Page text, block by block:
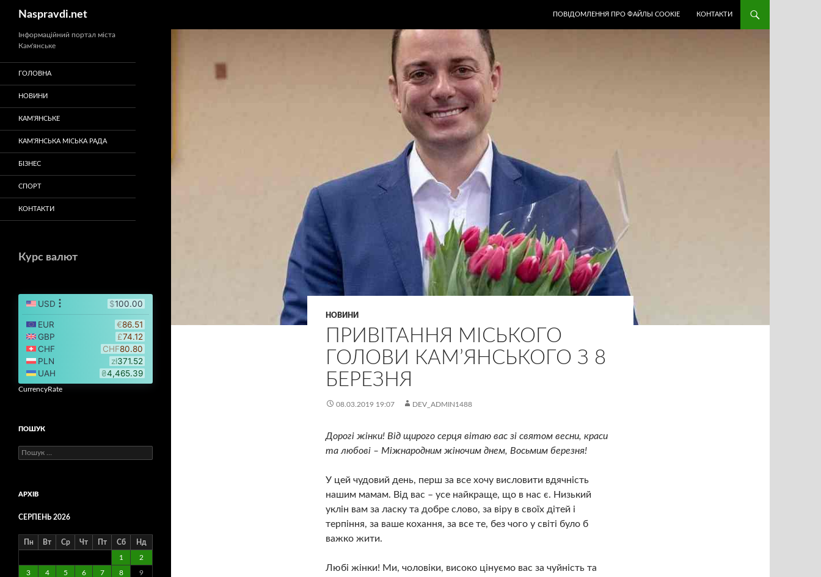
Перейти
вмісту
Naspravdi.net ПОВІДОМЛЕННЯ ПРО ФАЙЛЫ COOKIE КОНТАКТИ
НОВИНИ
ПРИВІТАННЯ МІСЬКОГО
ГОЛОВИ КАМ’ЯНСЬКОГО З 8
БЕРЕЗНЯ
08.03.2019 19:07 DEV_ADMIN1488
Дорогі жінки! Від щирого серця вітаю вас зі святом весни, краси
та любові – Міжнародним жіночим днем, Восьмим березня!
У цей чудовий день, перш за все хочу висловити вдячність
нашим мамам. Від вас – усе найкраще, що в нас є. Низький
уклін вам за ласку та добре слово, за віру в своїх дітей і
терпіння, за ваше кохання, за все те, без чого у світі було б
важко жити.
Любі жінки! Ми, чоловіки, високо цінуємо вас за чуйність та
Інформаційний портал міста
Кам'янське
ГОЛОВНА
НОВИНИ
КАМ’ЯНСЬКЕ
КАМ’ЯНСЬКА МІСЬКА РАДА
БІЗНЕС
СПОРТ
КОНТАКТИ
Курс валют
CurrencyRate
ПОШУК
Пошук:
АРХІВ
СЕРПЕНЬ 2026
Пн Вт Ср Чт Пт Сб Нд
1 2
3 4 5 6 7 8 9